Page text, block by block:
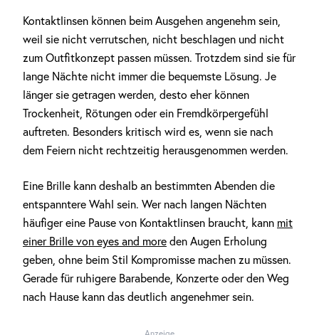
Kontaktlinsen können beim Ausgehen angenehm sein,
weil sie nicht verrutschen, nicht beschlagen und nicht
zum Outfitkonzept passen müssen. Trotzdem sind sie für
lange Nächte nicht immer die bequemste Lösung. Je
länger sie getragen werden, desto eher können
Trockenheit, Rötungen oder ein Fremdkörpergefühl
auftreten. Besonders kritisch wird es, wenn sie nach
dem Feiern nicht rechtzeitig herausgenommen werden.
Eine Brille kann deshalb an bestimmten Abenden die
entspanntere Wahl sein. Wer nach langen Nächten
häufiger eine Pause von Kontaktlinsen braucht, kann mit
einer Brille von eyes and more den Augen Erholung
geben, ohne beim Stil Kompromisse machen zu müssen.
Gerade für ruhigere Barabende, Konzerte oder den Weg
nach Hause kann das deutlich angenehmer sein.